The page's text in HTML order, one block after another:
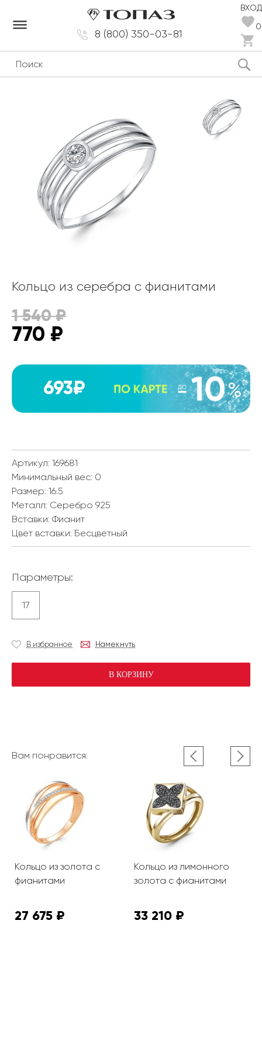
8 (800) 350-03-81
ВХОД
0
dehaze
Кольцо из серебра с фианитами
1 540₽
770 ₽
693₽
Артикул: 169681
Минимальный вес: 0
Размер: 16.5
Металл: Серебро 925
Вставки: Фианит
Цвет вставки: Бесцветный
Параметры:
17
В избранное Намекнуть
В КОРЗИНУ
Вам понравится:
Кольцо из золота с
фианитами
27 675 ₽
Кольцо из лимонного
золота с фианитами
33 210 ₽